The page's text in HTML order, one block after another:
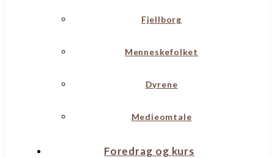
Fjellborg
Menneskefolket
Dyrene
Medieomtale
Foredrag og kurs